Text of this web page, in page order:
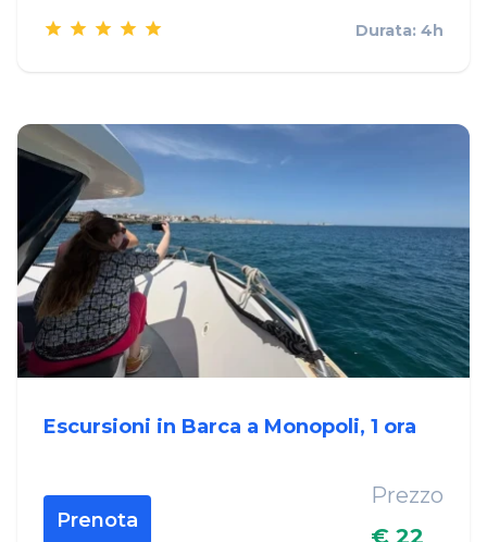
Durata: 4h
Escursioni in Barca a Monopoli, 1 ora
Prenota
Prezzo